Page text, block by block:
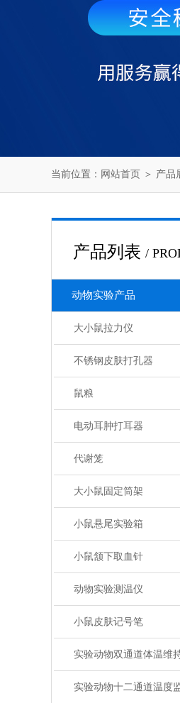
当前位置： 网站首页 ＞ 产品
产品列表 /
动物实验产品
大小鼠拉力仪
不锈钢皮肤打孔器
鼠粮
电动耳肿打耳器
代谢笼
大小鼠固定筒架
小鼠悬尾实验箱
小鼠颔下取血针
动物实验测温仪
小鼠皮肤记号笔
实验动物双通道体温维
实验动物十二通道温度